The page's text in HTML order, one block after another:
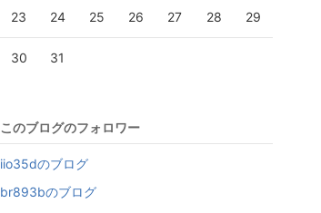
23 24 25 26 27 28 29
30 31
このブログのフォロワー
iio35dのブログ
br893bのブログ